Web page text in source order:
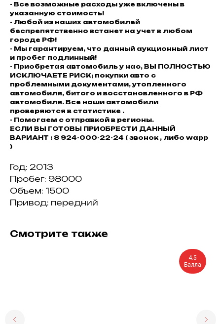
- Все возможные расходы уже включены в
указанную стоимость!
- Любой из наших автомобилей
беспрепятственно встанет на учет в любом
городе РФ!
- Мы гарантируем, что данный аукционный лист
и пробег подлинный!
- Приобретая автомобиль у нас, ВЫ ПОЛНОСТЬЮ
ИСКЛЮЧАЕТЕ РИСК; покупки авто с
проблемными документами, утопленного
автомобиля, битого и восстановленного в РФ
автомобиля. Все наши автомобили
проверяются в статистике .
- Помогаем с отправкой в регионы.
ЕСЛИ ВЫ ГОТОВЫ ПРИОБРЕСТИ ДАННЫЙ
ВАРИАНТ : 8 924-000-22-24 ( звонок , либо wapp
)
Год: 2013
Пробег: 98000
Объем: 1500
Привод: передний
Смотрите также
4.5
Балла